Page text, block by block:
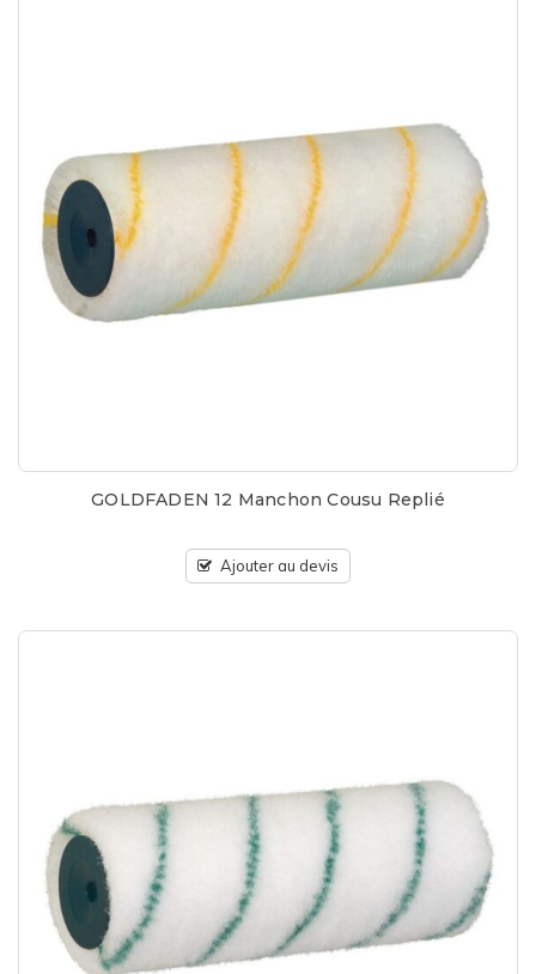
GOLDFADEN 12 Manchon Cousu Replié
Ajouter au devis